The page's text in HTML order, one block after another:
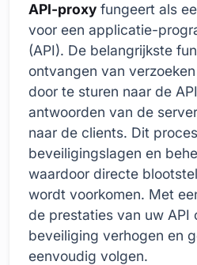
API-proxy fungeert als
voor een applicatie-
(API). De belangrijkste
ontvangen van
door te sturen naar de
antwoorden van de
naar de clients. Dit
beveiligingslagen en
waardoor directe
wordt voorkomen. Met
de prestaties van uw API
beveiliging verhogen en
eenvoudig volgen.